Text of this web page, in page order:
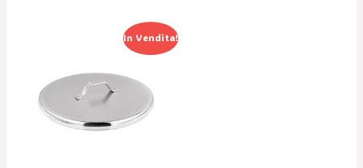
In Vendita!
Prezzo
Era:
52,00 €.
Il
Prezzo
31,20 €.